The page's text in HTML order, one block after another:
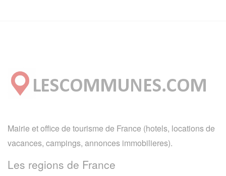
Mairie et office de tourisme de France (hotels, locations de
vacances, campings, annonces immobilieres).
Les regions de France